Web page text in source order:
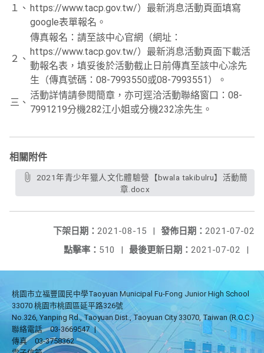
１、 https://www.tacp.gov.tw/）最新消息活動頁面填寫
google表單報名。
２、
傳真報名：請至該中心官網（網址：
https://www.tacp.gov.tw/）最新消息活動頁面下載活
動報名表，填妥後於活動截止日前傳真至該中心凃先
生（傳真號碼：08-7993550或08-7993551）。
三、
活動詳情請參閱簡章，亦可逕洽活動聯絡窗口：08-
7991219分機282江小姐或分機232凃先生。
相關附件
章.docx
發佈日期： 2021-07-02
下架日期： 2021-08-15
|
最後更新日期： 2021-07-02 |
點擊率： 510 |
桃園市立福豐國民中學Taoyuan Municipal Fu-Fong Junior High School
33070 桃園市桃園區延平路326號
No.326, Yanping Rd., Taoyuan Dist., Taoyuan City 33070, Taiwan (R.O.C.)
聯絡電話
03-3669547 |
傳真
03-3758362